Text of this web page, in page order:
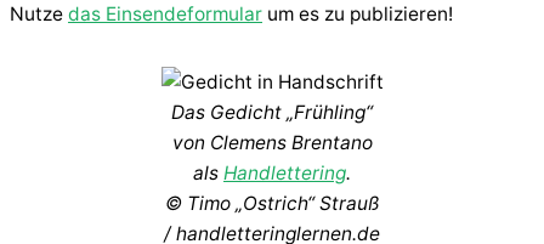
Nutze das Einsendeformular um es zu publizieren!
Das Gedicht „Frühling“
von Clemens Brentano
als Handlettering.
© Timo „Ostrich“ Strauß
/ handletteringlernen.de